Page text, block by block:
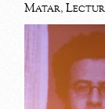
Matar,